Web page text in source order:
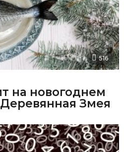
516
на новогоднем
Змея